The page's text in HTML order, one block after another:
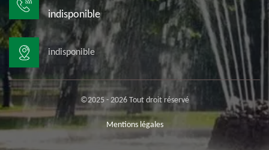
indisponible
indisponible
©2025 - 2026 Tout droit réservé
Mentions légales